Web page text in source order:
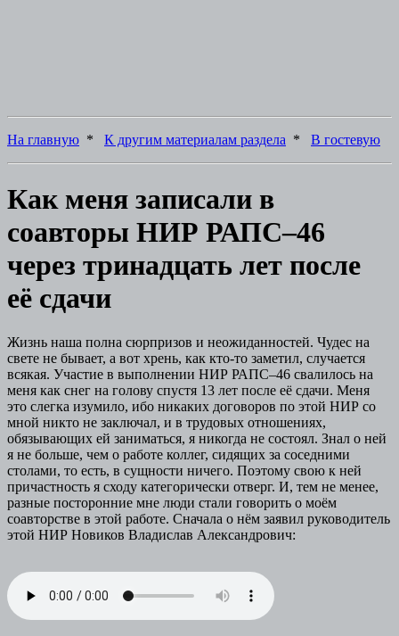
На главную * К другим материалам раздела * В гостевую
Как меня записали в
соавторы НИР РАПС–46
через тринадцать лет после
её сдачи
Жизнь наша полна сюрпризов и неожиданностей. Чудес на
свете не бывает, а вот хрень, как кто-то заметил, случается
всякая. Участие в выполнении НИР РАПС–46 свалилось на
меня как снег на голову спустя 13 лет после её сдачи. Меня
это слегка изумило, ибо никаких договоров по этой НИР со
мной никто не заключал, и в трудовых отношениях,
обязывающих ей заниматься, я никогда не состоял. Знал о ней
я не больше, чем о работе коллег, сидящих за соседними
столами, то есть, в сущности ничего. Поэтому свою к ней
причастность я сходу категорически отверг. И, тем не менее,
разные посторонние мне люди стали говорить о моём
соавторстве в этой работе. Сначала о нём заявил руководитель
этой НИР Новиков Владислав Александрович: